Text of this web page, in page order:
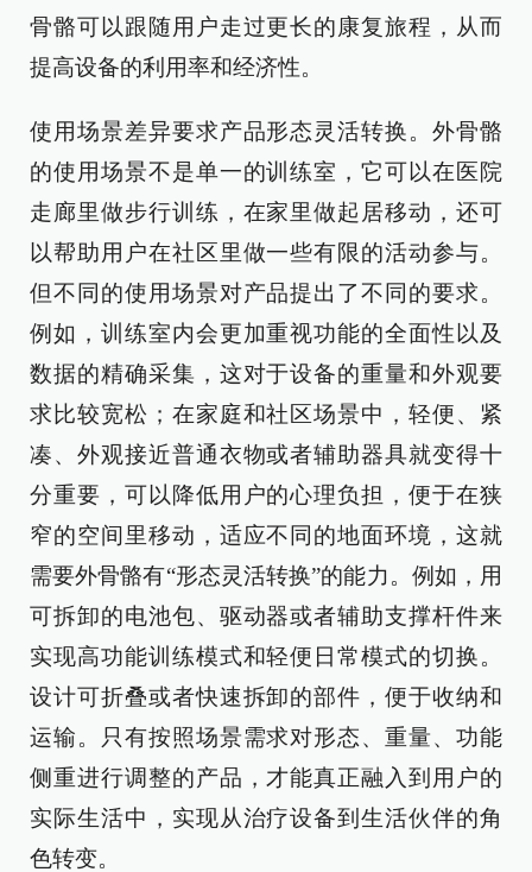
骨骼可以跟随用户走过更长的康复旅程，从而
提高设备的利用率和经济性。
使用场景差异要求产品形态灵活转换。外骨骼
的使用场景不是单一的训练室，它可以在医院
走廊里做步行训练，在家里做起居移动，还可
以帮助用户在社区里做一些有限的活动参与。
但不同的使用场景对产品提出了不同的要求。
例如，训练室内会更加重视功能的全面性以及
数据的精确采集，这对于设备的重量和外观要
求比较宽松；在家庭和社区场景中，轻便、紧
凑、外观接近普通衣物或者辅助器具就变得十
分重要，可以降低用户的心理负担，便于在狭
窄的空间里移动，适应不同的地面环境，这就
需要外骨骼有“形态灵活转换”的能力。例如，用
可拆卸的电池包、驱动器或者辅助支撑杆件来
实现高功能训练模式和轻便日常模式的切换。
设计可折叠或者快速拆卸的部件，便于收纳和
运输。只有按照场景需求对形态、重量、功能
侧重进行调整的产品，才能真正融入到用户的
实际生活中，实现从治疗设备到生活伙伴的角
色转变。